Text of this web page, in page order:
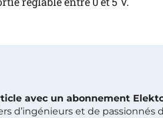
avec un abonnement
d’ingénieurs et de passionnés